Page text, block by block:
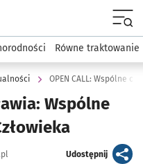
Miasto równości
Równe traktowanie
OPEN CALL: Wspólne
Wspólne
Udostępnijartykuł